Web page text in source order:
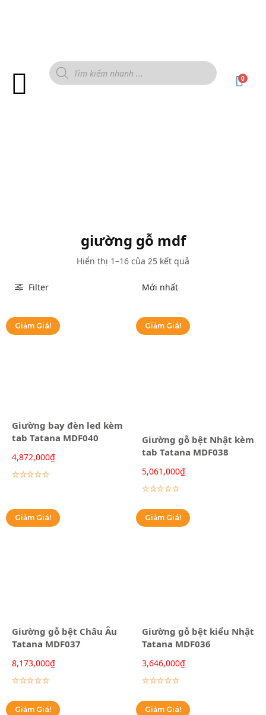
0
giường gỗ mdf
Hiển thị 1–16 của 25 kết quả
Filter
Giảm Giá!
Giường bay đèn led kèm
tab Tatana MDF040
4,872,000₫
Lựa chọn các tùy chọn
Giảm Giá!
Giường gỗ bệt Nhật kèm
tab Tatana MDF038
5,061,000₫
Lựa chọn các tùy chọn
Giảm Giá!
Giường gỗ bệt Châu Âu
Tatana MDF037
8,173,000₫
Lựa chọn các tùy chọn
Giảm Giá!
Giường gỗ bệt kiểu Nhật
Tatana MDF036
3,646,000₫
Lựa chọn các tùy chọn
Giảm Giá! Giảm Giá!